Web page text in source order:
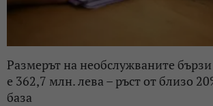
Размерът на необслужваните
е 362,7 млн. лева – ръст от близо
база